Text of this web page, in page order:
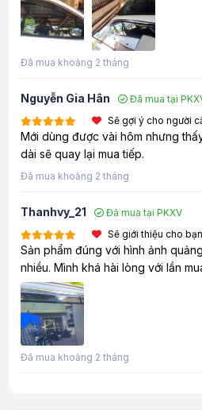
Đã mua khoảng 2 tháng
Nguyễn Gia Hân
Đã mua tại
Sẽ gợi ý cho người
Mới dùng được vài hôm nhưng
dài sẽ quay lại mua tiếp.
Đã mua khoảng 2 tháng
Thanhvy_21
Đã mua tại PKXV
Sẽ giới thiệu cho
Sản phẩm đúng với hình ảnh
nhiều. Mình khá hài lòng với lần
Đã mua khoảng 2 tháng